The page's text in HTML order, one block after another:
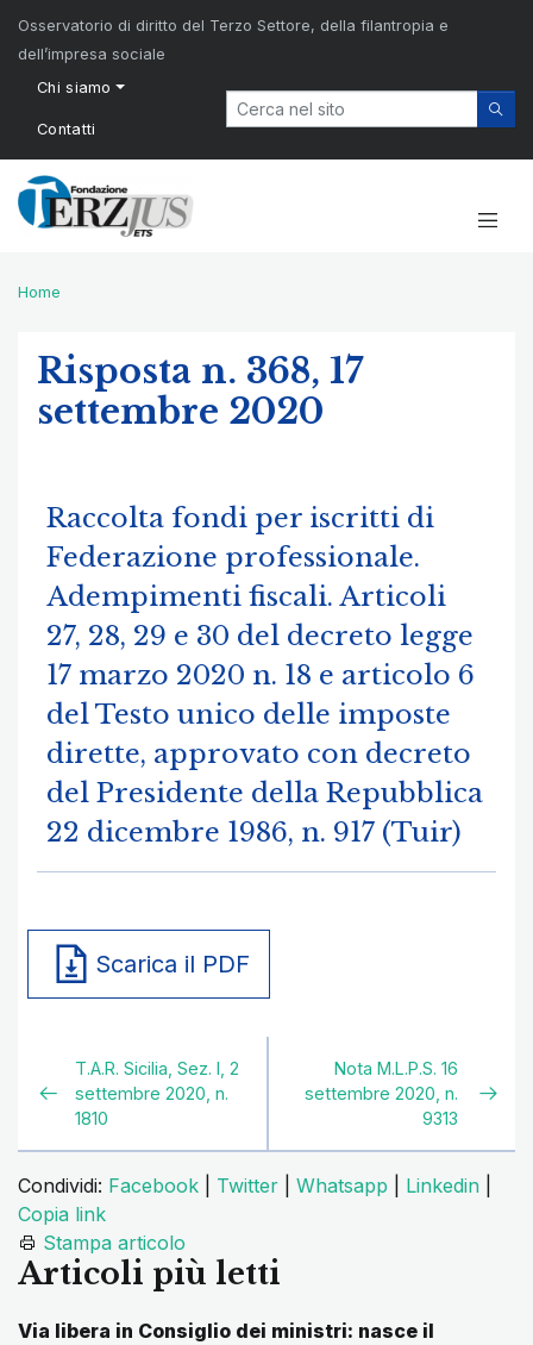
Osservatorio di diritto del Terzo Settore, della filantropia e
dell’impresa sociale
Chi siamo
Contatti
Home
Risposta n. 368, 17
settembre 2020
Raccolta fondi per iscritti di
Federazione professionale.
Adempimenti fiscali. Articoli
27, 28, 29 e 30 del decreto legge
17 marzo 2020 n. 18 e articolo 6
del Testo unico delle imposte
dirette, approvato con decreto
del Presidente della Repubblica
22 dicembre 1986, n. 917 (Tuir)
Scarica il PDF
T.A.R. Sicilia, Sez. I, 2
settembre 2020, n.
1810
Nota M.L.P.S. 16
settembre 2020, n.
9313
Condividi: Facebook Twitter Whatsapp Linkedin
Copia link
Stampa articolo
Articoli più letti
Via libera in Consiglio dei ministri: nasce il